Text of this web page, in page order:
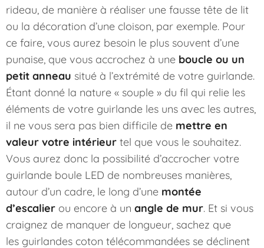
rideau, de manière à réaliser une fausse tête de lit
ou la décoration d’une cloison, par exemple. Pour
ce faire, vous aurez besoin le plus souvent d’une
punaise, que vous accrochez à une boucle ou un
petit anneau situé à l’extrémité de votre guirlande.
Étant donné la nature « souple » du fil qui relie les
éléments de votre guirlande les uns avec les autres,
il ne vous sera pas bien difficile de mettre en
valeur votre intérieur tel que vous le souhaitez.
Vous aurez donc la possibilité d’accrocher votre
guirlande boule LED de nombreuses manières,
autour d’un cadre, le long d’une montée
d’escalier ou encore à un angle de mur. Et si vous
craignez de manquer de longueur, sachez que
les guirlandes coton télécommandées se déclinent